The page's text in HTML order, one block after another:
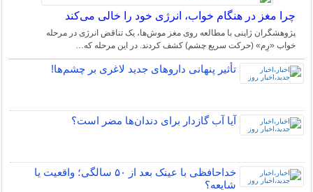
چرا مغز در هنگام خواب، انرژی خود را خالی می‌کند
پژوهشگران ژاپنی با مطالعه روی مغز موش‌ها، یک تناقض انرژی در مرحله
خواب «رِم» (حرکت سریع چشم) کشف کردند. در این مرحله که…
تأثیر پنهانی داروهای جدید لاغری بر چشم‌ها!
آیا آب گازدار برای دندان‌ها مضر است؟
خداحافظی با عینک بعد از ۵۰ سالگی؛ واقعیت یا
شایعه؟